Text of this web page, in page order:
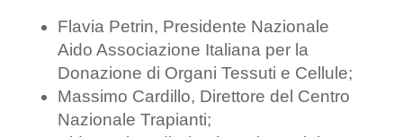
Flavia Petrin, Presidente Nazionale
Aido Associazione Italiana per la
Donazione di Organi Tessuti e Cellule;
Massimo Cardillo, Direttore del Centro
Nazionale Trapianti;